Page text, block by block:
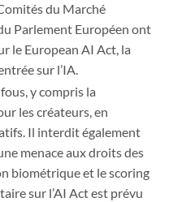
du Marché
Parlement Européen ont
le European AI Act, la
sur l’IA.
y compris la
les créateurs, en
Il interdit également
menace aux droits des
biométrique et le scoring
sur l’AI Act est prévu